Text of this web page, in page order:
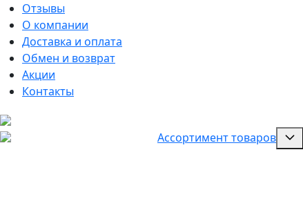
Отзывы
О компании
Доставка и оплата
Обмен и возврат
Акции
Контакты
Ассортимент товаров